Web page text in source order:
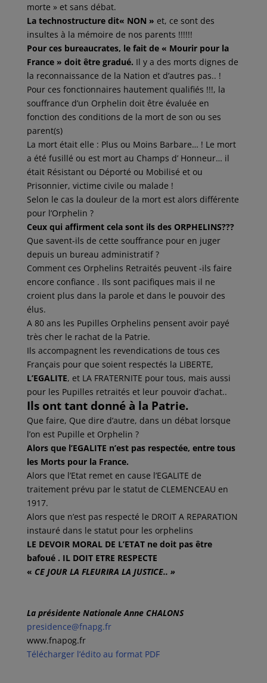
morte » et sans débat.
La technostructure dit« NON » et, ce sont des
insultes à la mémoire de nos parents !!!!!!
Pour ces bureaucrates, le fait de « Mourir pour la
France » doit être gradué. Il y a des morts dignes de
la reconnaissance de la Nation et d’autres pas.. !
Pour ces fonctionnaires hautement qualifiés !!!, la
souffrance d’un Orphelin doit être évaluée en
fonction des conditions de la mort de son ou ses
parent(s)
La mort était elle : Plus ou Moins Barbare… ! Le mort
a été fusillé ou est mort au Champs d’ Honneur… il
était Résistant ou Déporté ou Mobilisé et ou
Prisonnier, victime civile ou malade !
Selon le cas la douleur de la mort est alors différente
pour l’Orphelin ?
Ceux qui affirment cela sont ils des ORPHELINS???
Que savent-ils de cette souffrance pour en juger
depuis un bureau administratif ?
Comment ces Orphelins Retraités peuvent -ils faire
encore confiance . Ils sont pacifiques mais il ne
croient plus dans la parole et dans le pouvoir des
élus.
A 80 ans les Pupilles Orphelins pensent avoir payé
très cher le rachat de la Patrie.
Ils accompagnent les revendications de tous ces
Français pour que soient respectés la LIBERTE,
L’EGALITE, et LA FRATERNITE pour tous, mais aussi
pour les Pupilles retraités et leur pouvoir d’achat..
Ils ont tant donné à la Patrie.
Que faire, Que dire d’autre, dans un débat lorsque
l’on est Pupille et Orphelin ?
Alors que l’EGALITE n’est pas respectée, entre tous
les Morts pour la France.
Alors que l’Etat remet en cause l’EGALITE de
traitement prévu par le statut de CLEMENCEAU en
1917.
Alors que n’est pas respecté le DROIT A REPARATION
instauré dans le statut pour les orphelins
LE DEVOIR MORAL DE L’ETAT ne doit pas être
bafoué . IL DOIT ETRE RESPECTE
« CE JOUR LA FLEURIRA LA JUSTICE.. »
La présidente Nationale Anne CHALONS
presidence@fnapg.fr
www.fnapog.fr
Télécharger l’édito au format PDF